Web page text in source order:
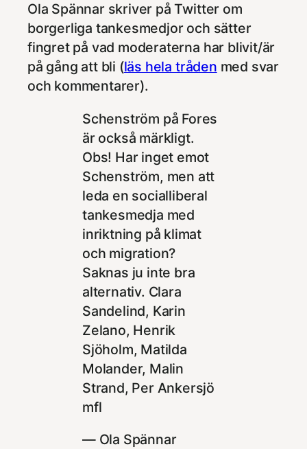
Ola Spännar skriver på Twitter om
borgerliga tankesmedjor och sätter
fingret på vad moderaterna har blivit/är
på gång att bli (läs hela tråden med svar
och kommentarer).
Schenström på Fores
är också märkligt.
Obs! Har inget emot
Schenström, men att
leda en socialliberal
tankesmedja med
inriktning på klimat
och migration?
Saknas ju inte bra
alternativ. Clara
Sandelind, Karin
Zelano, Henrik
Sjöholm, Matilda
Molander, Malin
Strand, Per Ankersjö
mfl
— Ola Spännar